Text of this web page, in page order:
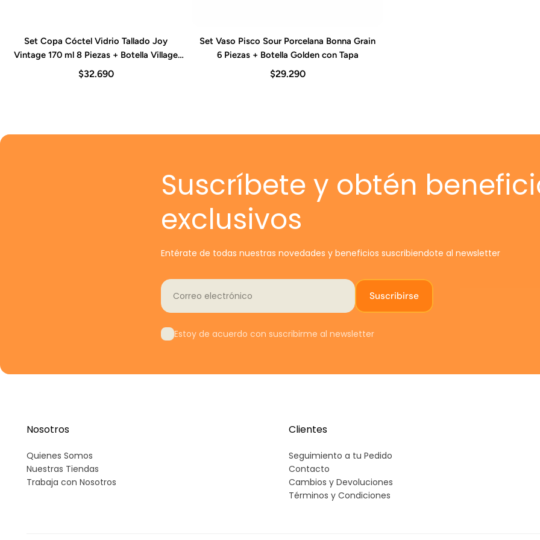
Agregar al carrito
Set Copa Cóctel Vidrio Tallado Joy
Vintage 170 ml 8 Piezas + Botella Village
Golden Pasabahce
$32.690
Agregar al carrito
Set Vaso Pisco Sour Porcelana Bonna Grain
6 Piezas + Botella Golden con Tapa
$29.290
Suscríbete y obtén
exclusivos
Entérate de todas nuestras novedades y beneficios suscribiendote al newsletter
Correo electrónico
Suscribirse
Estoy de acuerdo con suscribirme al newsletter
Nosotros
Quienes Somos
Nuestras Tiendas
Trabaja con Nosotros
Clientes
Seguimiento a tu Pedido
Contacto
Cambios y Devoluciones
Términos y Condiciones